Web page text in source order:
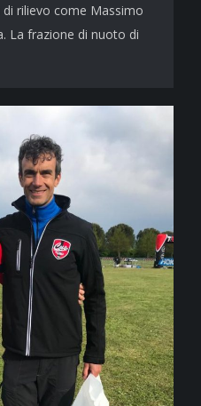
rilievo come Massimo
La frazione di nuoto di